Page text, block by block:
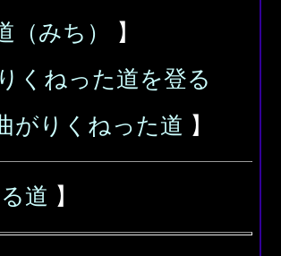
（みち）
】
くねった道を登る
がりくねった道 】
道 】